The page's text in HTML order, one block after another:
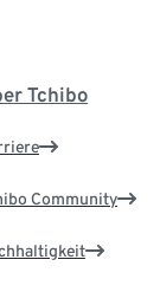
Tchibo
Community